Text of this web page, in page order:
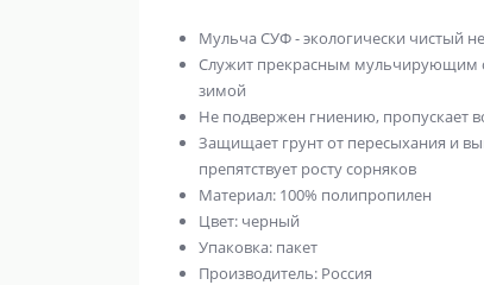
Мульча СУФ - экологически чистый
Служит прекрасным мульчирующим
зимой
Не подвержен гниению, пропускает
Защищает грунт от пересыхания и
препятствует росту сорняков
Материал: 100% полипропилен
Цвет: черный
Упаковка: пакет
Производитель: Россия